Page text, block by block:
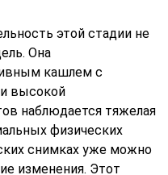
этой стадии не
Она
кашлем с
высокой
наблюдается тяжелая
физических
снимках уже можно
изменения. Этот